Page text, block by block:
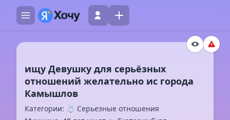
ищу Девушку для серьёзных
отношений желательно ис города
Категории: 💍 Серьезные отношения